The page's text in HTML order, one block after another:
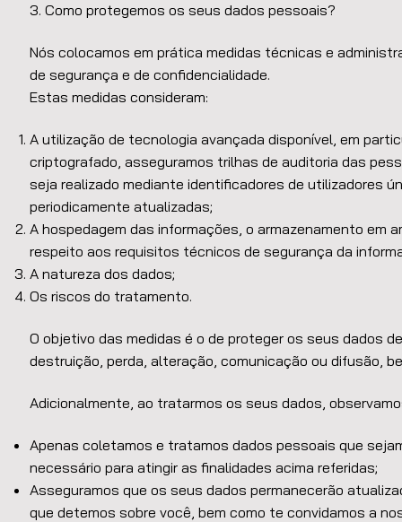
3. Como protegemos os seus dados pessoais?
Nós colocamos em prática medidas técnicas e
de segurança e de confidencialidade.
Estas medidas consideram:
A utilização de tecnologia avançada disponível, em
criptografado, asseguramos trilhas de auditoria das
seja realizado mediante identificadores de utilizadores
periodicamente atualizadas;
A hospedagem das informações, o armazenamento em
respeito aos requisitos técnicos de segurança da
A natureza dos dados;
Os riscos do tratamento.
O objetivo das medidas é o de proteger os seus dados
destruição, perda, alteração, comunicação ou difusão,
Adicionalmente, ao tratarmos os seus dados,
Apenas coletamos e tratamos dados pessoais que
necessário para atingir as finalidades acima referidas;
Asseguramos que os seus dados permanecerão
que detemos sobre você, bem como te convidamos a